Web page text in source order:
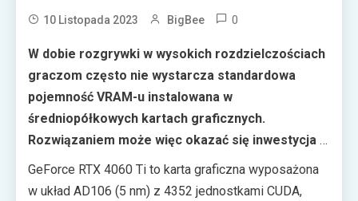
10 Listopada 2023 BigBee 0
W dobie rozgrywki w wysokich rozdzielczościach
graczom często nie wystarcza standardowa
pojemność VRAM-u instalowana w
średniopółkowych kartach graficznych.
Rozwiązaniem może więc okazać się inwestycja w
model RTX 4060 Ti z 16 GB pamięci GDDR6.
GeForce RTX 4060 Ti to karta graficzna wyposażona
w układ AD106 (5 nm) z 4352 jednostkami CUDA,